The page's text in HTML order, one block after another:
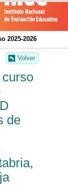
2025-2026
Volver
de